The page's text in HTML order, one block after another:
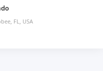
FL, USA